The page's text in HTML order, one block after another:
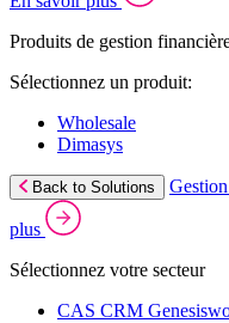
Produits de gestion
Sélectionnez un produit:
Wholesale
Dimasys
Back to Solutions
plus
Sélectionnez votre secteur
CAS CRM